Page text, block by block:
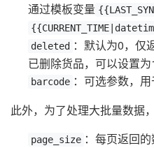
通过模板变量
deleted ：默认为0，仅
已删除货品，可以设置为1
barcode ：可选参数，
此外，为了处理大批量数据
page_size ：每页返回